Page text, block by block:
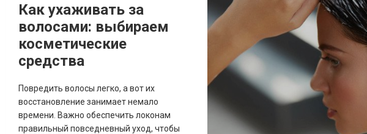
специалисты делают мир уд...
Как ухаживать за
волосами: выбираем
косметические
средства
Повредить волосы легко, а вот их
восстановление занимает немало
времени. Важно обеспечить локонам
правильный повседневный уход, чтобы